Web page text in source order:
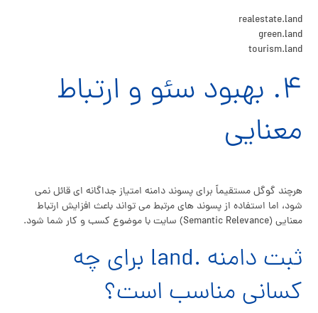
realestate.land
green.land
tourism.land
۴. بهبود سئو و ارتباط
معنایی
هرچند گوگل مستقیماً برای پسوند دامنه امتیاز جداگانه ای قائل نمی
شود، اما استفاده از پسوند های مرتبط می تواند باعث افزایش ارتباط
معنایی (Semantic Relevance) سایت با موضوع کسب و کار شما شود.
ثبت دامنه .land برای چه
کسانی مناسب است؟